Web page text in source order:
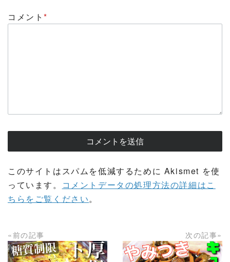
コメント*
このサイトはスパムを低減するために Akismet を使
っています。
コメントデータの処理方法の詳細はこ
ちらをご覧ください。
«前の記事 次の記事»